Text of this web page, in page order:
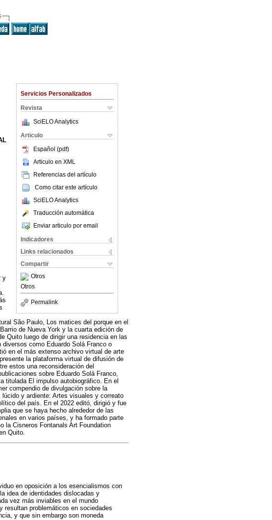
Servicios Personalizados
Revista
SciELO Analytics
Articulo
Español (pdf)
Articulo en XML
Referencias del artículo
Como citar este artículo
SciELO Analytics
Traducción automática
Enviar articulo por email
Indicadores
Links relacionados
Compartir
Otros
Otros
Permalink
y
São Paulo, Los matices del porque en el
de Nueva York y la cuarta edición de
Quito luego de dirigir una residencia en las
como Eduardo Solá Franco o
en el más extenso archivo virtual de arte
la plataforma virtual de difusión de
estos una reconsideración del
sobre Eduardo Solá Franco,
titulada El impulso autobiográfico. En el
compendio de divulgación sobre la
y ardiente: Artes visuales y correato
del país. En el 2022 editó, dirigió y fue
que se haya hecho alrededor de las
en varios países, y ha formado parte
la Cisneros Fontanals Art Foundation
Quito.
en oposición a los esencialismos con
idea de identidades dislocadas y
vez más inviables en el mundo
resultan problemáticos en sociedades
y que sin embargo son moneda